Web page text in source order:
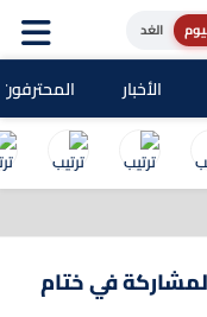
الغد
الأخبار المحترفون
في ختام